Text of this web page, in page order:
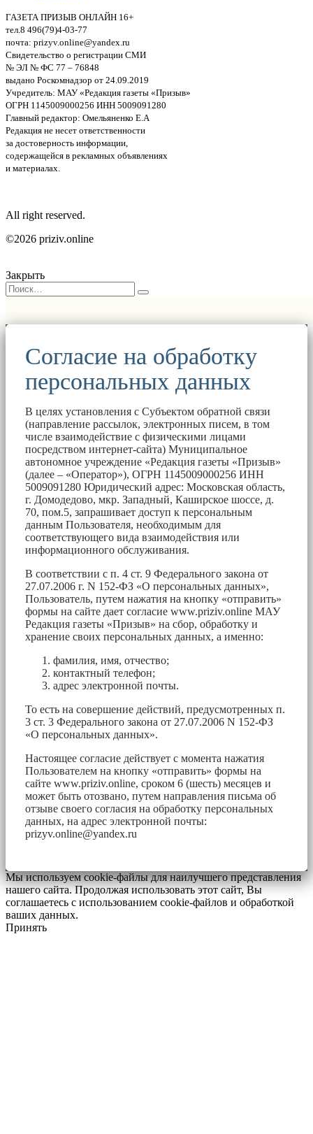
ГАЗЕТА ПРИЗЫВ ОНЛАЙН 16+
тел.8 496(79)4-03-77
почта: prizyv.online@yandex.ru
Свидетельство о регистрации СМИ
№ ЭЛ № ФС 77 – 76848
выдано Роскомнадзор от 24.09.2019
Учредитель: МАУ «Редакция газеты «Призыв»
ОГРН 1145009000256 ИНН 5009091280
Главный редактор: Омельяненко Е.А
Редакция не несет ответственности
за достоверность информации,
содержащейся в рекламных объявлениях
и материалах.
All right reserved.
©2026 priziv.online
Закрыть
Согласие на обработку
персональных данных
В целях установления с Субъектом обратной связи
(направление рассылок, электронных писем, в том
числе взаимодействие с физическими лицами
посредством интернет-сайта) Муниципальное
автономное учреждение «Редакция газеты «Призыв»
(далее – «Оператор»), ОГРН 1145009000256 ИНН
5009091280 Юридический адрес: Московская область,
г. Домодедово, мкр. Западный, Каширское шоссе, д.
70, пом.5, запрашивает доступ к персональным
данным Пользователя, необходимым для
соответствующего вида взаимодействия или
информационного обслуживания.
В соответствии с п. 4 ст. 9 Федерального закона от
27.07.2006 г. N 152-ФЗ «О персональных данных»,
Пользователь, путем нажатия на кнопку «отправить»
формы на сайте дает согласие www.priziv.online МАУ
Редакция газеты «Призыв» на сбор, обработку и
хранение своих персональных данных, а именно:
фамилия, имя, отчество;
контактный телефон;
адрес электронной почты.
То есть на совершение действий, предусмотренных п.
3 ст. 3 Федерального закона от 27.07.2006 N 152-ФЗ
«О персональных данных».
Настоящее согласие действует с момента нажатия
Пользователем на кнопку «отправить» формы на
сайте www.priziv.online, сроком 6 (шесть) месяцев и
может быть отозвано, путем направления письма об
отзыве своего согласия на обработку персональных
данных, на адрес электронной почты:
prizyv.online@yandex.ru
Мы используем cookie-файлы для наилучшего представления
нашего сайта. Продолжая использовать этот сайт, Вы
соглашаетесь с использованием cookie-файлов и обработкой
ваших данных.
Принять